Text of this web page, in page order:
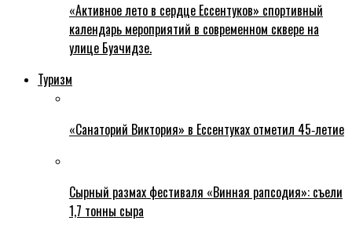
«Активное лето в сердце Ессентуков» спортивный
календарь мероприятий в современном сквере на
улице Буачидзе.
Туризм
«Санаторий Виктория» в Ессентуках отметил 45‑летие
Сырный размах фестиваля «Винная рапсодия»: съели
1,7 тонны сыра